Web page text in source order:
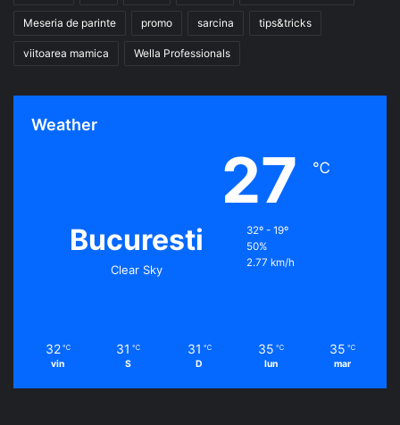
Meseria de parinte promo sarcina tips&tricks
viitoarea mamica Wella Professionals
Weather
Bucuresti
Clear Sky
27 ℃
32º - 19º
50%
2.77 km/h
32 ℃
vin
31 ℃
S
31 ℃
D
35 ℃
lun
35 ℃
mar